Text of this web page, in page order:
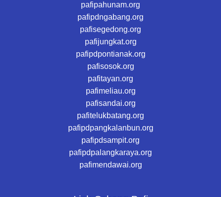
pafipahunam.org
pafipdngabang.org
pafisegedong.org
pafijungkat.org
pafipdpontianak.org
pafisosok.org
pafitayan.org
pafimeliau.org
pafisandai.org
pafitelukbatang.org
pafipdpangkalanbun.org
pafipdsampit.org
pafipdpalangkaraya.org
pafimendawai.org